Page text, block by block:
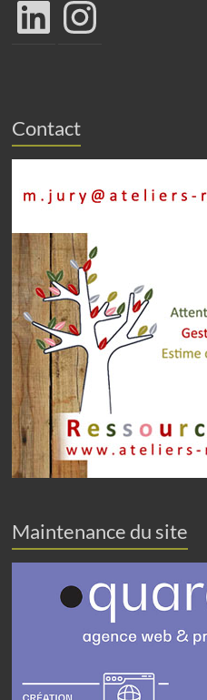
LinkedIn Instagram
Contact
Maintenance du site